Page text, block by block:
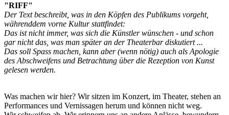
"RIFF"
Der Text beschreibt, was in den Köpfen des Publikums vorgeht,
währenddem vorne Kultur stattfindet:
Das ist nicht immer, was sich die Künstler wünschen - und schon
gar nicht das, was man später an der Theaterbar diskutiert ...
Das soll Spass machen, kann aber (wenn nötig) auch als Apologie
des Abschweifens und Betrachtung über die Rezeption von Kunst
gelesen werden.
Was machen wir hier? Wir sitzen im Konzert, im Theater, stehen an
Performances und Vernissagen herum und können nicht weg.